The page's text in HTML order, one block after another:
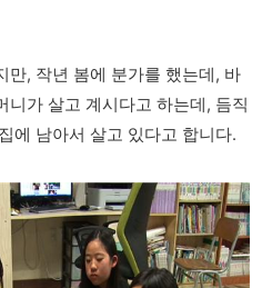
만, 작년 봄에 분가를 했는데, 바
니가 살고 계시다고 하는데, 듬직
에 남아서 살고 있다고 합니다.